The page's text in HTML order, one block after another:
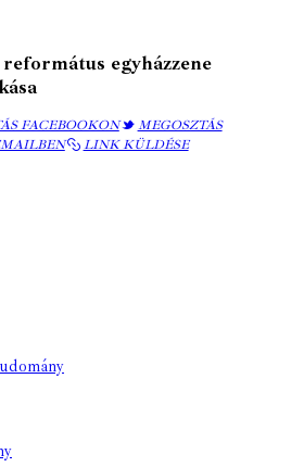
egyházzene
FACEBOOKONMEGOSZTÁS
TWITTEREN
MEGOSZTÁS
COPYLINK KÜLDÉSE